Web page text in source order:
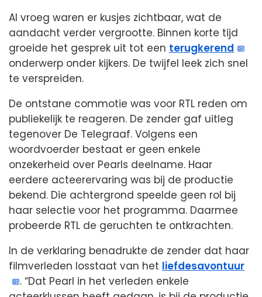
Al vroeg waren er kusjes zichtbaar, wat de
aandacht verder vergrootte. Binnen korte tijd
groeide het gesprek uit tot een terugkerend
onderwerp onder kijkers. De twijfel leek zich snel
te verspreiden.
De ontstane commotie was voor RTL reden om
publiekelijk te reageren. De zender gaf uitleg
tegenover De Telegraaf. Volgens een
woordvoerder bestaat er geen enkele
onzekerheid over Pearls deelname. Haar
eerdere acteerervaring was bij de productie
bekend. Die achtergrond speelde geen rol bij
haar selectie voor het programma. Daarmee
probeerde RTL de geruchten te ontkrachten.
In de verklaring benadrukte de zender dat haar
filmverleden losstaat van het liefdesavontuur
. “Dat Pearl in het verleden enkele